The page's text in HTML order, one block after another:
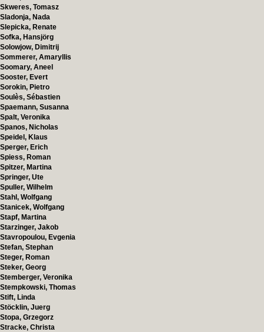
Skweres, Tomasz
Sladonja, Nada
Slepicka, Renate
Sofka, Hansjörg
Solowjow, Dimitrij
Sommerer, Amaryllis
Soomary, Aneel
Sooster, Evert
Sorokin, Pietro
Soulès, Sébastien
Spaemann, Susanna
Spalt, Veronika
Spanos, Nicholas
Speidel, Klaus
Sperger, Erich
Spiess, Roman
Spitzer, Martina
Springer, Ute
Spuller, Wilhelm
Stahl, Wolfgang
Stanicek, Wolfgang
Stapf, Martina
Starzinger, Jakob
Stavropoulou, Evgenia
Stefan, Stephan
Steger, Roman
Steker, Georg
Stemberger, Veronika
Stempkowski, Thomas
Stift, Linda
Stöcklin, Juerg
Stopa, Grzegorz
Stracke, Christa